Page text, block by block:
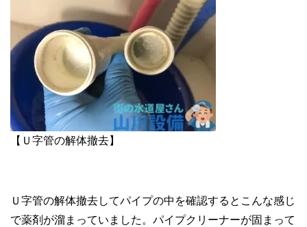
【Ｕ字管の解体撤去】
Ｕ字管の解体撤去してパイプの中を確認するとこんな感じ
で薬剤が溜まっていました。パイプクリーナーが固まって